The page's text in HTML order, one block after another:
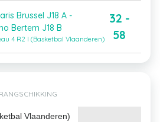
Brussel J18 A -
Bertem J18 B
4 R2 I (Basketbal Vlaanderen)
32 -
58
RANGSCHIKKING
Vlaanderen)